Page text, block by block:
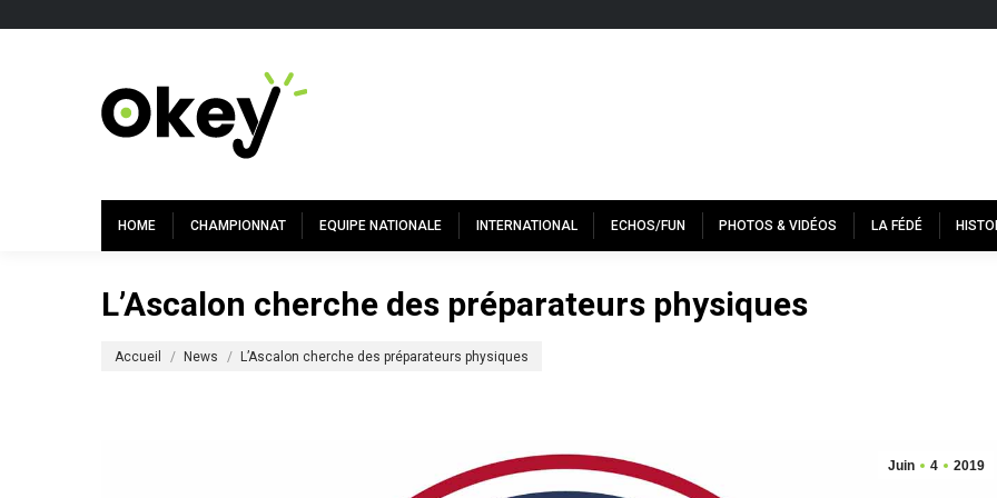
HOME CHAMPIONNAT EQUIPE NATIONALE INTERNATIONAL ECHOS/FUN PHOTOS & VIDÉOS LA FÉDÉ
L’Ascalon cherche des préparateurs physiques
Accueil News L’Ascalon cherche des préparateurs physiques
Juin 4 2019